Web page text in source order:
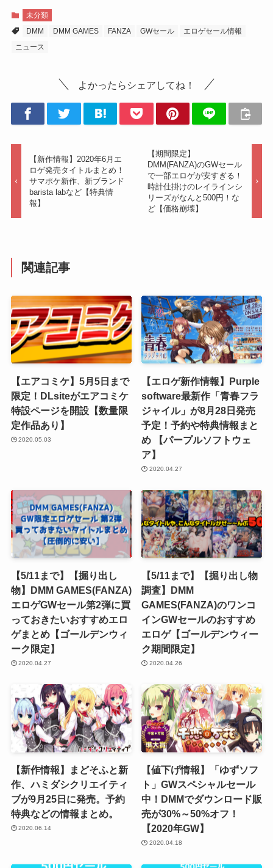
未分類
DMM
DMM GAMES FANZA GWセール
エロゲセール情報
ニュース
よかったらシェアしてね！
【新作情報】2020年6月エ
ロゲ発売タイトルまとめ！
サマポケ新作、新ブランド
barista labなど【特典情
報】
【期間限定】
DMM(FANZA)のGWセール
で一部エロゲが安すぎる！
時計仕掛けのレイラインシ
リーズがなんと500円！な
ど【価格崩壊】
関連記事
【エアコミケ】5月5日まで
限定！DLsiteがエアコミケ
特設ページを開設【数量限
定作品あり】
2020.05.03
【エロゲ新作情報】Purple
software最新作「青春フラ
ジャイル」が8月28日発売
予定！予約や特典情報まと
め 【パープルソフトウェ
ア】
2020.04.27
【5/11まで】【掘り出し
物】DMM GAMES(FANZA)
エロゲGWセール第2弾に買
っておきたいおすすめエロ
ゲまとめ【ゴールデンウィ
ーク限定】
2020.04.27
【5/11まで】【掘り出し物
調査】DMM
GAMES(FANZA)のワンコ
インGWセールのおすすめ
エロゲ【ゴールデンウィー
ク期間限定】
2020.04.26
【新作情報】まどそふと新
作、ハミダシクリエイティ
ブが9月25日に発売。予約
特典などの情報まとめ。
2020.06.14
【値下げ情報】「ゆずソフ
ト」GWスペシャルセール
中！DMMでダウンロード販
売が30%～50%オフ！
【2020年GW】
2020.04.18